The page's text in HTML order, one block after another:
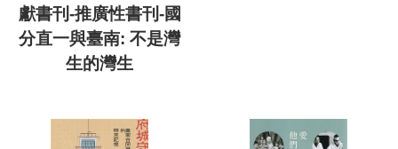
獻書刊-推廣性書刊-國
分直一與臺南: 不是灣
生的灣生